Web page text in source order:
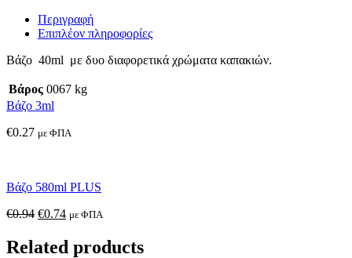
Περιγραφή
Επιπλέον πληροφορίες
Βάζο 40ml με δυο διαφορετικά χρώματα καπακιών.
Βάρος 0067 kg
Βάζο 3ml
€0.27 με ΦΠΑ
Βάζο 580ml PLUS
€0.94 €0.74 με ΦΠΑ
Related products